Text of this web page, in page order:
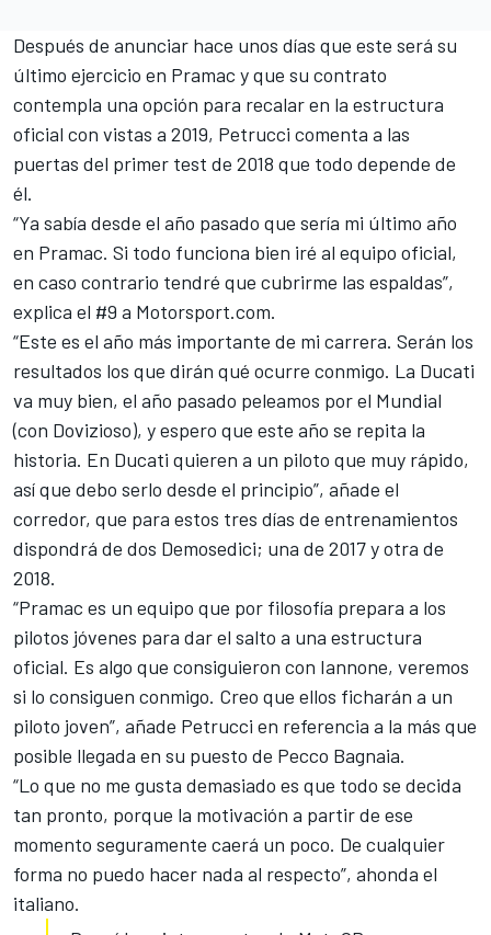
Después de anunciar hace unos días que este será su
último ejercicio en Pramac y que su contrato
contempla una opción para recalar en la estructura
oficial con vistas a 2019, Petrucci comenta a las
puertas del primer test de 2018 que todo depende de
él.
“Ya sabía desde el año pasado que sería mi último año
en Pramac. Si todo funciona bien iré al equipo oficial,
en caso contrario tendré que cubrirme las espaldas”,
explica el #9 a Motorsport.com.
“Este es el año más importante de mi carrera. Serán los
resultados los que dirán qué ocurre conmigo. La Ducati
va muy bien, el año pasado peleamos por el Mundial
(con Dovizioso), y espero que este año se repita la
historia. En Ducati quieren a un piloto que muy rápido,
así que debo serlo desde el principio”, añade el
corredor, que para estos tres días de entrenamientos
dispondrá de dos Demosedici; una de 2017 y otra de
2018.
“Pramac es un equipo que por filosofía prepara a los
pilotos jóvenes para dar el salto a una estructura
oficial. Es algo que consiguieron con Iannone, veremos
si lo consiguen conmigo. Creo que ellos ficharán a un
piloto joven”, añade Petrucci en referencia a la más que
posible llegada en su puesto de Pecco Bagnaia.
“Lo que no me gusta demasiado es que todo se decida
tan pronto, porque la motivación a partir de ese
momento seguramente caerá un poco. De cualquier
forma no puedo hacer nada al respecto”, ahonda el
italiano.